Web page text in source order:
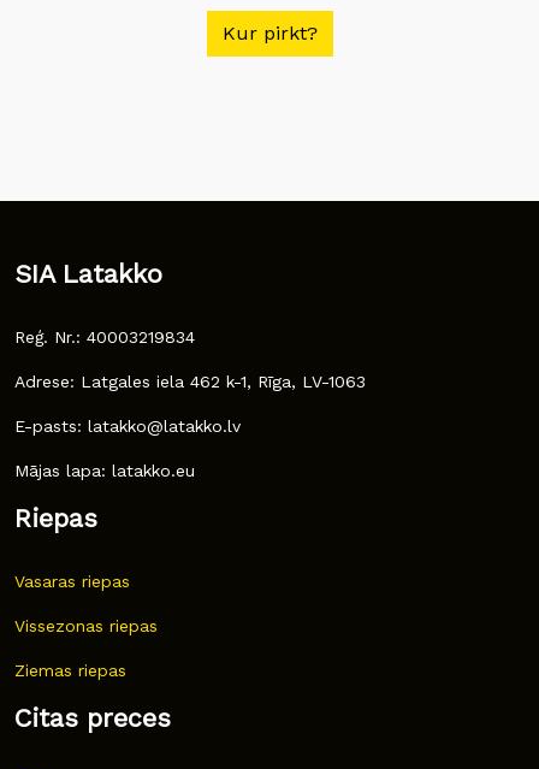
Kur pirkt?
SIA Latakko
Reģ. Nr.: 40003219834
Adrese: Latgales iela 462 k-1, Rīga, LV-1063
E-pasts: latakko@latakko.lv
Mājas lapa: latakko.eu
Riepas
Vasaras riepas
Vissezonas riepas
Ziemas riepas
Citas preces